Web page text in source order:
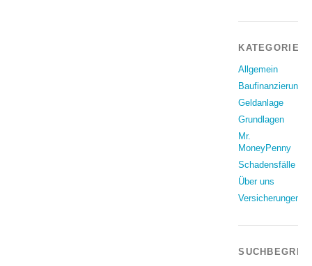
KATEGORIEN
Allgemein
Baufinanzierung
Geldanlage
Grundlagen
Mr.
MoneyPenny
Schadensfälle
Über uns
Versicherungen